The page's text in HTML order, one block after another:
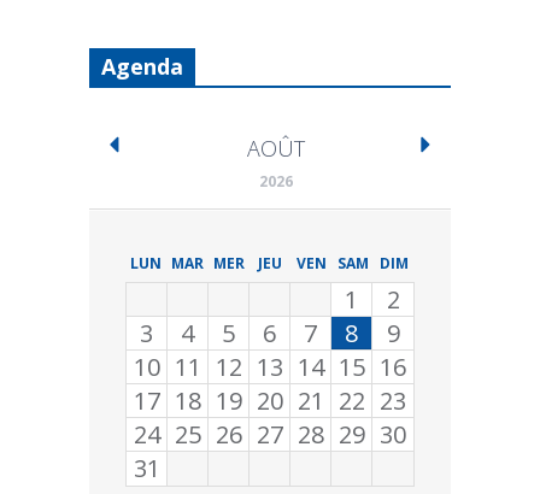
Agenda
AOÛT
2026
LUN MAR MER JEU VEN SAM DIM
1
2
3
4 5 6 7 8
9
10 11 12 13 14 15 16
17 18 19 20 21 22 23
24 25 26 27 28 29 30
31